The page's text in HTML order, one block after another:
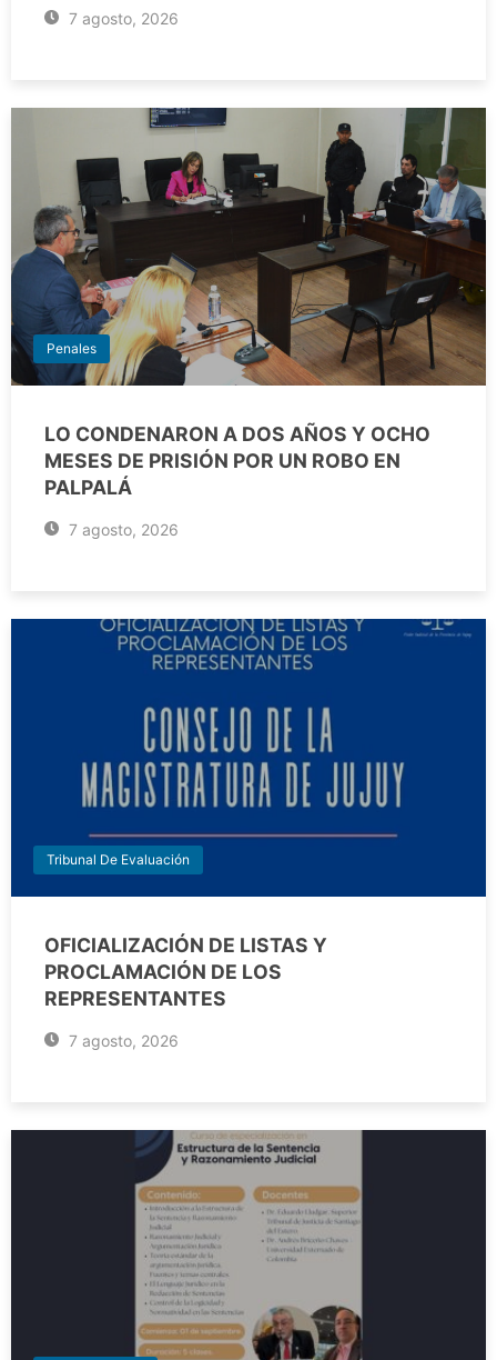
7 agosto, 2026
Penales
LO CONDENARON A DOS AÑOS Y OCHO
MESES DE PRISIÓN POR UN ROBO EN
PALPALÁ
7 agosto, 2026
Tribunal De Evaluación
OFICIALIZACIÓN DE LISTAS Y
PROCLAMACIÓN DE LOS
REPRESENTANTES
7 agosto, 2026